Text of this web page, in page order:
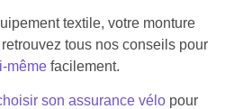
textile, votre monture
tous nos conseils pour
même facilement.
son assurance vélo pour